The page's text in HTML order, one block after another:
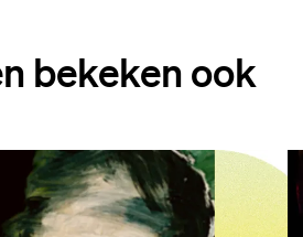
bekeken ook